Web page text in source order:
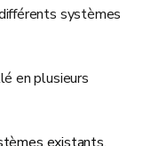
systèmes
en plusieurs